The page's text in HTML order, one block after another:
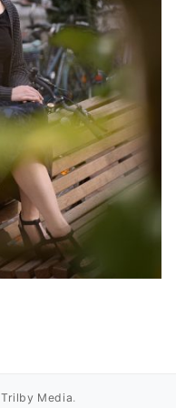
Trilby Media.